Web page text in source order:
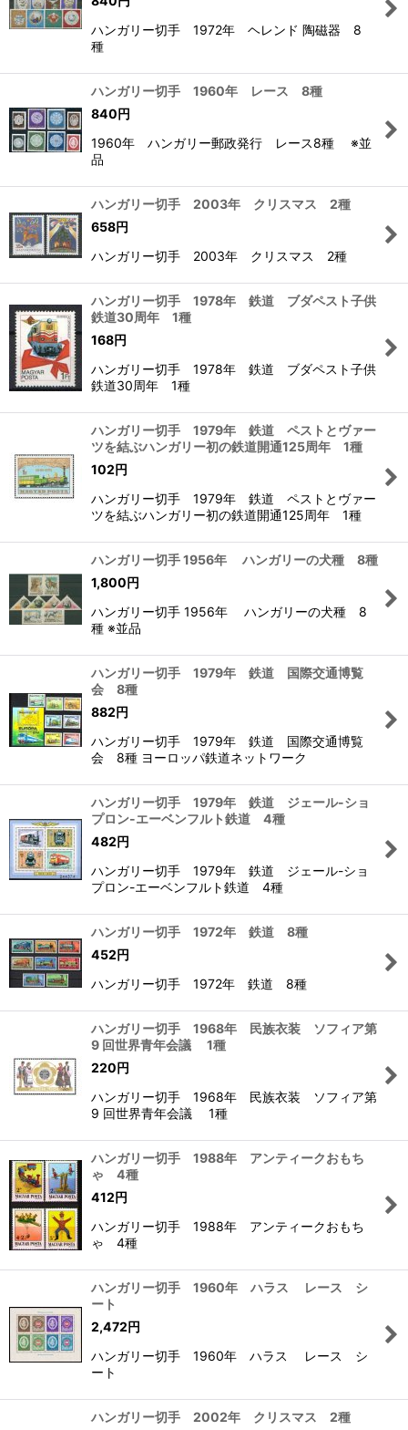
ハンガリー切手 1972年 ヘレンド 陶磁器 8
種
ハンガリー切手 1960年 レース 8種
840円
1960年 ハンガリー郵政発行 レース8種 ※並
品
ハンガリー切手 2003年 クリスマス 2種
658円
ハンガリー切手 2003年 クリスマス 2種
ハンガリー切手 1978年 鉄道 ブダペスト子供
鉄道30周年 1種
168円
ハンガリー切手 1978年 鉄道 ブダペスト子供
鉄道30周年 1種
ハンガリー切手 1979年 鉄道 ペストとヴァー
ツを結ぶハンガリー初の鉄道開通125周年 1種
102円
ハンガリー切手 1979年 鉄道 ペストとヴァー
ツを結ぶハンガリー初の鉄道開通125周年 1種
ハンガリー切手 1956年 ハンガリーの犬種 8種
1,800円
ハンガリー切手 1956年 ハンガリーの犬種 8
種 ※並品
ハンガリー切手 1979年 鉄道 国際交通博覧
会 8種
882円
ハンガリー切手 1979年 鉄道 国際交通博覧
会 8種 ヨーロッパ鉄道ネットワーク
ハンガリー切手 1979年 鉄道 ジェール-ショ
プロン-エーベンフルト鉄道 4種
482円
ハンガリー切手 1979年 鉄道 ジェール-ショ
プロン-エーベンフルト鉄道 4種
ハンガリー切手 1972年 鉄道 8種
452円
ハンガリー切手 1972年 鉄道 8種
ハンガリー切手 1968年 民族衣装 ソフィア第
9 回世界青年会議 1種
220円
ハンガリー切手 1968年 民族衣装 ソフィア第
9 回世界青年会議 1種
ハンガリー切手 1988年 アンティークおもち
ゃ 4種
412円
ハンガリー切手 1988年 アンティークおもち
ゃ 4種
ハンガリー切手 1960年 ハラス レース シ
ート
2,472円
ハンガリー切手 1960年 ハラス レース シ
ート
ハンガリー切手 2002年 クリスマス 2種